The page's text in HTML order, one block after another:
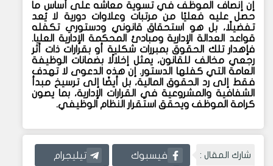
إن إنصاف الموظف في تسوية معاشه على أساس ما
حصل عليه فعليًا من مرتبات وعلاوات دورية لا يُعد
تفضيلًا، بل هو استحقاق قانوني ودستوري تكفله
قواعد العدالة الإدارية ومبادئ المحكمة الإدارية العليا.
فإهدار تلك الحقوق بمبررات شكلية أو بقرارات ذات أثر
رجعي مخالف للقانون، يمثل إخلالًا بضمانات الوظيفة
العامة التي كفلها الدستور. إن هذه الدعوى لا تهدف
فقط إلى رد الحقوق المالية، بل أيضًا إلى ترسيخ مبدأ
الشفافية والمشروعية في القرارات الإدارية، بما يصون
كرامة الموظف ويحقق استقرار النظام الوظيفي.
شارك المقال : فيسبوك تيليجرام